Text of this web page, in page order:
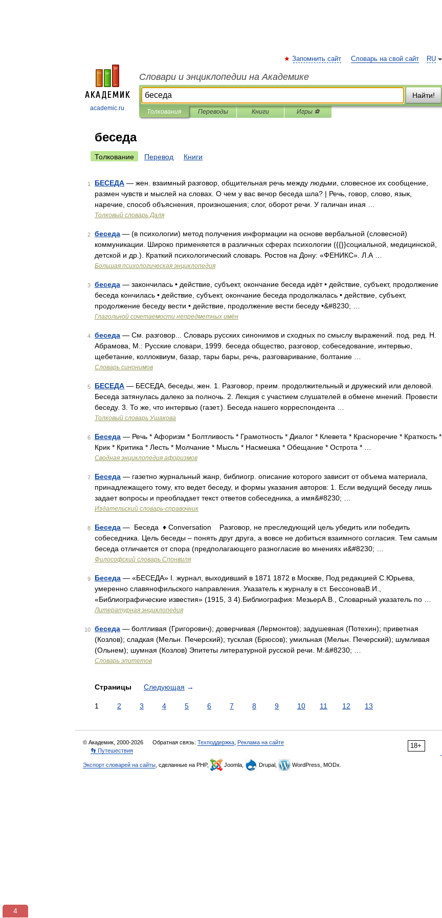
academic.ru
RU
Запомнить сайт Словарь на свой сайт
Словари и энциклопедии на Академике
Найти!
Толкования Переводы Книги Игры ⚽
беседа
Толкование Перевод Книги
1 БЕСЕДА — жен. взаимный разговор, общительная речь между людьми, словесное их сообщение,
размен чувств и мыслей на словах. О чем у вас вечор беседа шла? | Речь, говор, слово, язык,
наречие, способ объяснения, произношения; слог, оборот речи. У галичан иная …
Толковый словарь Даля
2 беседа — (в психологии) метод получения информации на основе вербальной (словесной)
коммуникации. Широко применяется в различных сферах психологии ({{}}социальной, медицинской,
детской и др.). Краткий психологический словарь. Ростов на Дону: «ФЕНИКС». Л.А …
Большая психологическая энциклопедия
3 беседа — закончилась • действие, субъект, окончание беседа идёт • действие, субъект, продолжение
беседа кончилась • действие, субъект, окончание беседа продолжалась • действие, субъект,
продолжение беседу вести • действие, продолжение вести беседу •&#8230; …
Глагольной сочетаемости непредметных имён
4 беседа — См. разговор... Словарь русских синонимов и сходных по смыслу выражений. под. ред. Н.
Абрамова, М.: Русские словари, 1999. беседа общество, разговор, собеседование, интервью,
щебетание, коллоквиум, базар, тары бары, речь, разговаривание, болтание …
Словарь синонимов
5 БЕСЕДА — БЕСЕДА, беседы, жен. 1. Разговор, преим. продолжительный и дружеский или деловой.
Беседа затянулась далеко за полночь. 2. Лекция с участием слушателей в обмене мнений. Провести
беседу. 3. То же, что интервью (газет.). Беседа нашего корреспондента …
Толковый словарь Ушакова
6 Беседа — Речь * Афоризм * Болтливость * Грамотность * Диалог * Клевета * Красноречие * Краткость *
Крик * Критика * Лесть * Молчание * Мысль * Насмешка * Обещание * Острота * …
Сводная энциклопедия афоризмов
7 Беседа — газетно журнальный жанр, библиогр. описание которого зависит от объема материала,
принадлежащего тому, кто ведет беседу, и формы указания авторов: 1. Если ведущий беседу лишь
задает вопросы и преобладает текст ответов собеседника, а имя&#8230; …
Издательский словарь-справочник
8 Беседа — Беседа ♦ Conversation Разговор, не преследующий цель убедить или победить
собеседника. Цель беседы – понять друг друга, а вовсе не добиться взаимного согласия. Тем самым
беседа отличается от спора (предполагающего разногласие во мнениях и&#8230; …
Философский словарь Спонвиля
9 Беседа — «БЕСЕДА» I. журнал, выходивший в 1871 1872 в Москве, Под редакцией С.Юрьева,
умеренно славянофильского направления. Указатель к журналу в ст. БессоноваВ.И.,
«Библиографические известия» (1915, 3 4).Библиография: МезьерА.В., Словарный указатель по …
Литературная энциклопедия
10 беседа — болтливая (Григорович); доверчивая (Лермонтов); задушевная (Потехин); приветная
(Козлов); сладкая (Мельн. Печерский); тусклая (Брюсов); умильная (Мельн. Печерский); шумливая
(Ольнем); шумная (Козлов) Эпитеты литературной русской речи. М:&#8230; …
Словарь эпитетов
Страницы Следующая →
1 2 3 4 5 6 7 8 9 10 11 12 13
18+
© Академик, 2000-2026 Обратная связь: Техподдержка Реклама на сайте
👣 Путешествия
Экспорт словарей на сайты , сделанные на PHP, Joomla, Drupal, WordPress, MODx.
3